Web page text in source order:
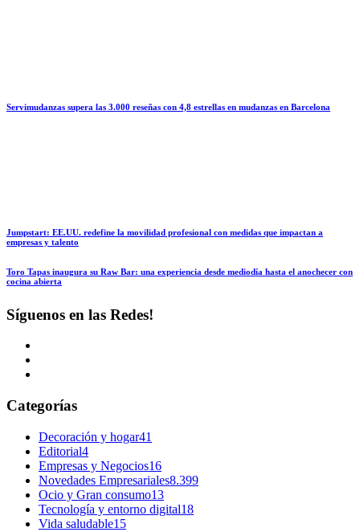
Servimudanzas supera las 3.000 reseñas con 4,8 estrellas en mudanzas en Barcelona
Jumpstart: EE.UU. redefine la movilidad profesional con medidas que impactan a
empresas y talento
Toro Tapas inaugura su Raw Bar: una experiencia desde mediodía hasta el anochecer con
cocina abierta
Síguenos en las Redes!
Categorías
Decoración y hogar41
Editorial4
Empresas y Negocios16
Novedades Empresariales8.399
Ocio y Gran consumo13
Tecnología y entorno digital18
Vida saludable15